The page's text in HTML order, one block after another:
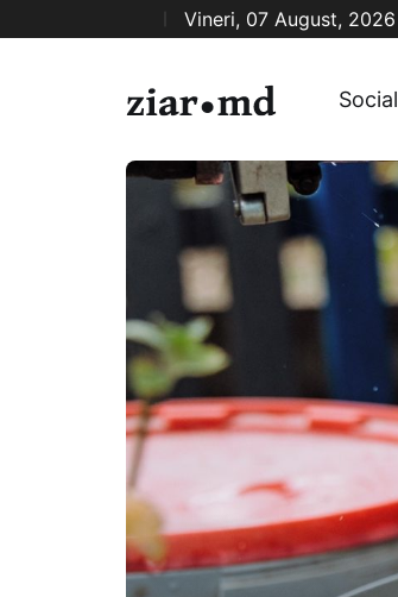
Vineri, 07 August, 2026
Social